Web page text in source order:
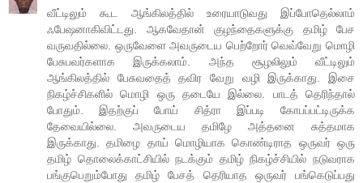
வீட்டிலும் கூட ஆங்கிலத்தில் உரையாடுவது இப்போதெல்லாம்
ஃபேஷனாகிவிட்டது. ஆகவேதான் குழந்தைகளுக்கு தமிழ் பேச
வருவதில்லை. ஒருவேளை அவருடைய பெற்றோர் வெவ்வேறு மொழி
பேசுபவர்களாக இருக்கலாம். அந்த சூழலிலும் வீட்டிலும்
ஆங்கிலத்தில் பேசுவதைத் தவிர வேறு வழி இருக்காது. இசை
நிகழ்ச்சிகளில் மொழி ஒரு தடையே இல்லை. பாடத் தெரிந்தால்
போதும். இதற்குப் போய் சித்ரா இப்படி கோபப்பட்டிருக்க
தேவையில்லை. அவருடைய தமிழே அத்தனை சுத்தமாக
இருக்காது. தமிழை தாய் மொழியாக கொண்டிராத ஒருவர் ஒரு
தமிழ் தொலைக்காட்சியில் நடக்கும் தமிழ் நிகழ்ச்சியில் நடுவராக
பங்குபெறும்போது தமிழ் பேசத் தெரியாத ஒருவர் பங்கெடுப்பது